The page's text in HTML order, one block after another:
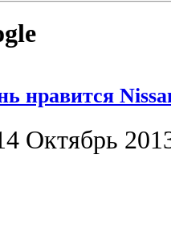
нравится
Октябрь